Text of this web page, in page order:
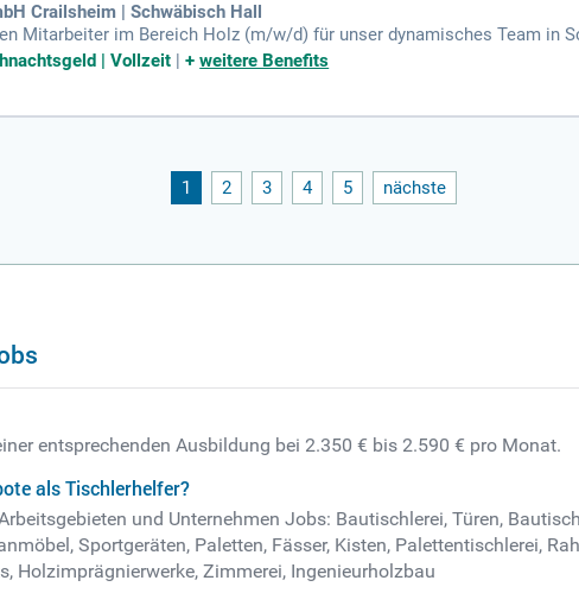
Crailsheim | Schwäbisch Hall
Mitarbeiter im Bereich Holz (m/w/d) für unser dynamisches Team in
hochwertigen Holzwaren und bedienen moderne Maschinen.
für diese Position. Zu Ihren Aufgaben gehören auch
mit Holz haben und zuverlässig sind, möchten wir Sie
in einem wachsenden Unternehmen!
| Vollzeit |+weitere Benefits
1 2 3 4 5 nächste
entsprechenden Ausbildung bei 2.350 € bis 2.590 € pro Monat.
als Tischlerhelfer?
und Unternehmen Jobs: Bautischlerei, Türen,
Sportgeräten, Paletten, Fässer, Kisten, Palettentischlerei,
Holzimprägnierwerke, Zimmerei, Ingenieurholzbau